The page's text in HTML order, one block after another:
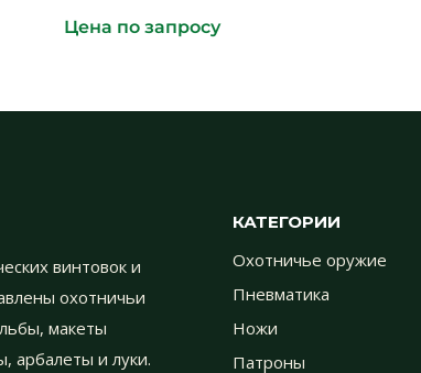
Цена по запросу
винтовок и
охотничьи
макеты
арбалеты и луки.
КАТЕГОРИИ
Охотничье оружие
Пневматика
Ножи
Патроны